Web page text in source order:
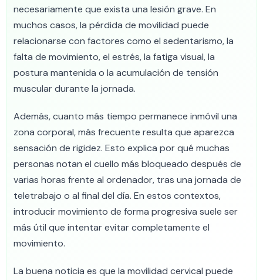
necesariamente que exista una lesión grave. En
muchos casos, la pérdida de movilidad puede
relacionarse con factores como el sedentarismo, la
falta de movimiento, el estrés, la fatiga visual, la
postura mantenida o la acumulación de tensión
muscular durante la jornada.
Además, cuanto más tiempo permanece inmóvil una
zona corporal, más frecuente resulta que aparezca
sensación de rigidez. Esto explica por qué muchas
personas notan el cuello más bloqueado después de
varias horas frente al ordenador, tras una jornada de
teletrabajo o al final del día. En estos contextos,
introducir movimiento de forma progresiva suele ser
más útil que intentar evitar completamente el
movimiento.
La buena noticia es que la movilidad cervical puede